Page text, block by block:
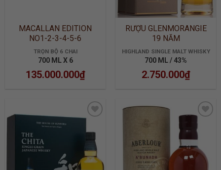
MACALLAN EDITION
NO1-2-3-4-5-6
TRỌN BỘ 6 CHAI
700 ML X 6
135.000.000₫
RƯỢU GLENMORANGIE
19 NĂM
HIGHLAND SINGLE MALT WHISKY
700 ML / 43%
2.750.000₫
WISHLIST
ADD TO
WISHLIST